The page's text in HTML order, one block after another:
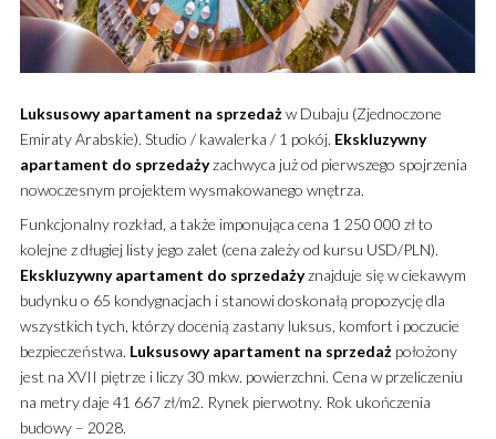
Luksusowy apartament na sprzedażw Dubaju (Zjednoczone
Emiraty Arabskie). Studio / kawalerka / 1 pokój. Ekskluzywny
apartament do sprzedażyzachwyca już od pierwszego spojrzenia
nowoczesnym projektem wysmakowanego wnętrza.
Funkcjonalny rozkład, a także imponująca cena 1 250 000 zł to
kolejne z długiej listy jego zalet (cena zależy od kursu USD/PLN).
Ekskluzywny apartament do sprzedażyznajduje się w ciekawym
budynku o 65 kondygnacjach i stanowi doskonałą propozycję dla
wszystkich tych, którzy docenią zastany luksus, komfort i poczucie
bezpieczeństwa. Luksusowy apartament na sprzedażpołożony
jest na XVII piętrze i liczy 30 mkw. powierzchni. Cena w przeliczeniu
na metry daje 41 667 zł/m2. Rynek pierwotny. Rok ukończenia
budowy – 2028.